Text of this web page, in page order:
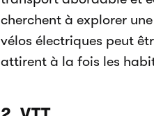
cherchent à explorer
vélos électriques peut
attirent à la fois les